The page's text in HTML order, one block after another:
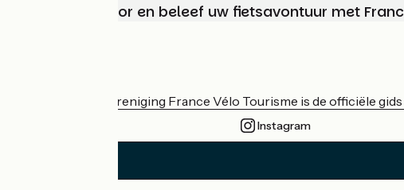
Kies, bereid voor en beleef uw fietsavontuur met
De nationale vereniging France Vélo Tourisme is de officiële
Instagram